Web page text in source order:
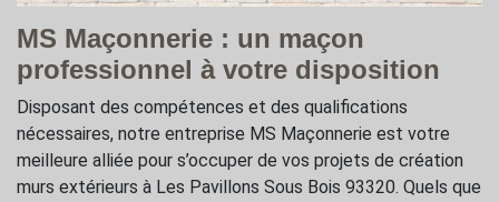
MS Maçonnerie : un maçon
professionnel à votre disposition
Disposant des compétences et des qualifications
nécessaires, notre entreprise MS Maçonnerie est votre
meilleure alliée pour s’occuper de vos projets de création
murs extérieurs à Les Pavillons Sous Bois 93320. Quels que